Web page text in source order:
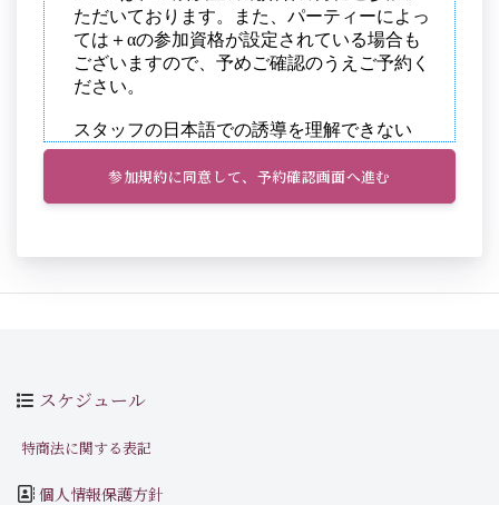
参加規約に同意して、予約確認画面へ進む
スケジュール
特商法に関する表記
個人情報保護方針